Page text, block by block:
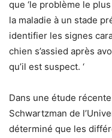
que ‘le problème le
la maladie à un stade
identifier les signes
chien s’assied après
qu’il est suspect. ‘
Dans une étude
Schwartzman de
déterminé que les